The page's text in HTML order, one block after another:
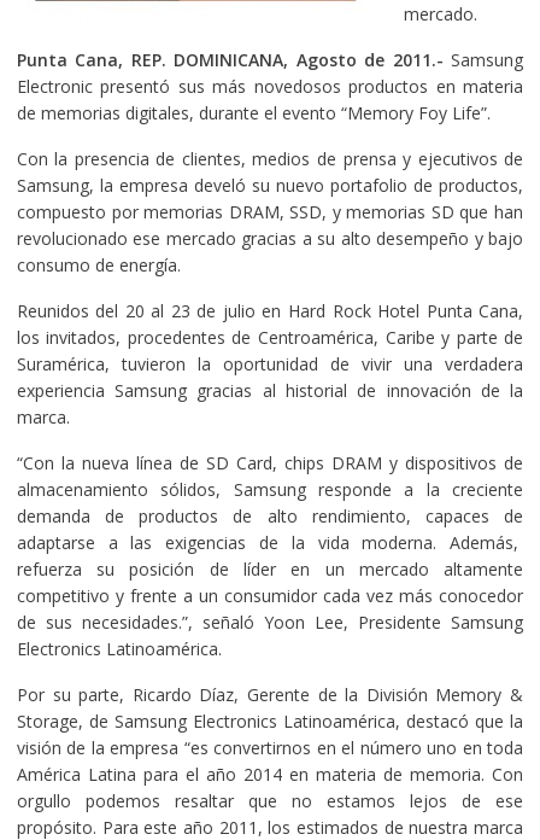
mercado.
Punta Cana, REP. DOMINICANA, Agosto de 2011.- Samsung
Electronic presentó sus más novedosos productos en materia
de memorias digitales, durante el evento “Memory Foy Life”.
Con la presencia de clientes, medios de prensa y ejecutivos de
Samsung, la empresa develó su nuevo portafolio de productos,
compuesto por memorias DRAM, SSD, y memorias SD que han
revolucionado ese mercado gracias a su alto desempeño y bajo
consumo de energía.
Reunidos del 20 al 23 de julio en Hard Rock Hotel Punta Cana,
los invitados, procedentes de Centroamérica, Caribe y parte de
Suramérica, tuvieron la oportunidad de vivir una verdadera
experiencia Samsung gracias al historial de innovación de la
marca.
“Con la nueva línea de SD Card, chips DRAM y dispositivos de
almacenamiento sólidos, Samsung responde a la creciente
demanda de productos de alto rendimiento, capaces de
adaptarse a las exigencias de la vida moderna. Además,
refuerza su posición de líder en un mercado altamente
competitivo y frente a un consumidor cada vez más conocedor
de sus necesidades.”, señaló Yoon Lee, Presidente Samsung
Electronics Latinoamérica.
Por su parte, Ricardo Díaz, Gerente de la División Memory &
Storage, de Samsung Electronics Latinoamérica, destacó que la
visión de la empresa “es convertirnos en el número uno en toda
América Latina para el año 2014 en materia de memoria. Con
orgullo podemos resaltar que no estamos lejos de ese
propósito. Para este año 2011, los estimados de nuestra marca